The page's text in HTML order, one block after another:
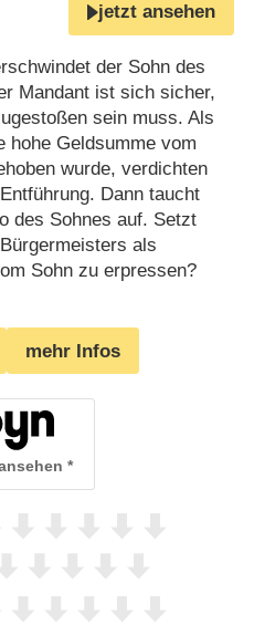
jetzt ansehen
der Sohn des
Mandant ist sich sicher,
sein muss. Als
hohe Geldsumme vom
wurde, verdichten
Dann taucht
des Sohnes auf. Setzt
als
Sohn zu erpressen?
mehr Infos